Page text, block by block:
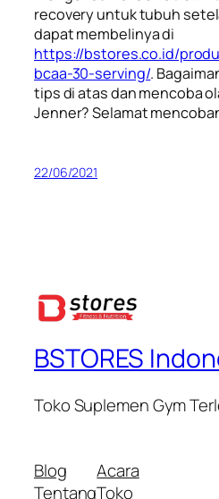
recoveryuntuk tubuh
dapat membelinya di
https://bstores.co.id/
bcaa-30-serving/.
tips di atas dan mencoba
Jenner? Selamat
22/06/2021
BSTORES
Toko Suplemen Gym
Blog
Tentang
Acara
Toko